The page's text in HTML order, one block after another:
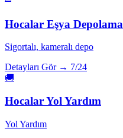
Hocalar Eşya Depolama
Sigortalı, kameralı depo
Detayları Gör → 7/24
🚚
HocalarYol Yardım
Yol Yardım